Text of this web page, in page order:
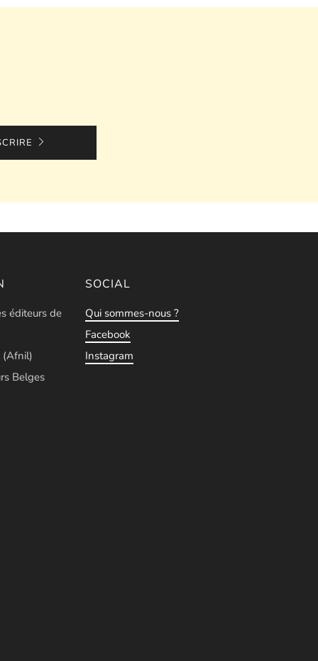
éditeurs de
(Afnil)
Belges
SOCIAL
Qui sommes-nous ?
Facebook
Instagram